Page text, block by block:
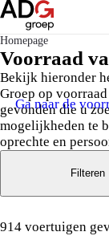
Homepage
Voorraad
Bekijk hieronder
Groep op
gevonden die u
mogelijkheden te
oprechte en
Ga naar de
914 voertuigen
Filteren